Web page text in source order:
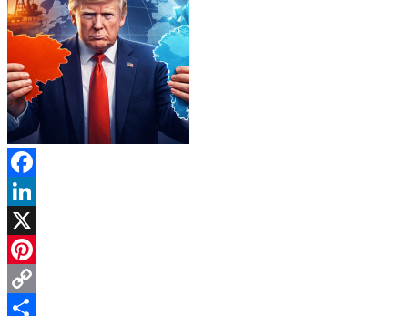
Facebook
LinkedIn
X
Pinterest
Copy